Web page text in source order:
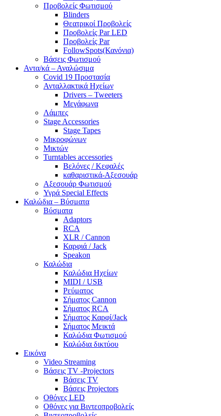
Προβολείς Φωτισμού
Blinders
Θεατρικοί Προβολείς
Προβολείς Par LED
Προβολείς Par
FollowSpots(Κανόνια)
Βάσεις Φωτισμού
Αντα/κά – Αναλώσιμα
Covid 19 Προστασία
Ανταλλακτικά Ηχείων
Drivers – Tweeters
Μεγάφωνα
Λάμπες
Stage Accessories
Stage Tapes
Μικροφώνων
Μικτών
Turntables accessories
Βελόνες / Κεφαλές
καθαριστικά-Αξεσουάρ
Αξεσουάρ Φωτισμού
Υγρά Special Effects
Καλώδια – Βύσματα
Βύσματα
Adaptors
RCA
XLR / Cannon
Καρφιά / Jack
Speakon
Καλώδια
Καλώδια Ηχείων
MIDI / USB
Ρεύματος
Σήματος Cannon
Σήματος RCA
Σήματος Καρφί/Jack
Σήματος Μεικτά
Καλώδια Φωτισμού
Καλώδια δικτύου
Εικόνα
Video Streaming
Βάσεις TV -Projectors
Βάσεις TV
Βάσεις Projectors
Οθόνες LED
Οθόνες για Βιντεοπροβολείς